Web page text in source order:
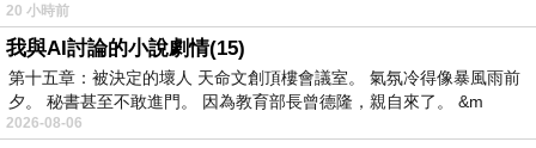
「妳喜歡這段話，是因為聽起來像電影對白。」
「我就是這樣，我不希望人生模仿藝術，我希望它就是藝
術。」
「瞧（指著銀幕片段），妳演得多好，妳當時甚至神智不
20 小時前
我與AI討論的小說劇情(15)
第十五章：被決定的壞人 天命文創頂樓會議室。 氣氛冷得像暴風雨前
夕。 秘書甚至不敢進門。 因為教育部長曾德隆，親自來了。 &m
2026-08-06